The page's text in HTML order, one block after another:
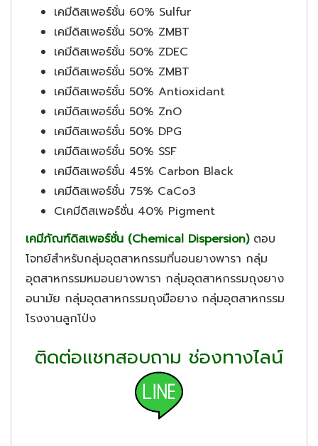
เคมีดิสเพอร์ชั่น 60% Sulfur
เคมีดิสเพอร์ชั่น 50% ZMBT
เคมีดิสเพอร์ชั่น 50% ZDEC
เคมีดิสเพอร์ชั่น 50% ZMBT
เคมีดิสเพอร์ชั่น 50% Antioxidant
เคมีดิสเพอร์ชั่น 50% ZnO
เคมีดิสเพอร์ชั่น 50% DPG
เคมีดิสเพอร์ชั่น 50% SSF
เคมีดิสเพอร์ชั่น 45% Carbon Black
เคมีดิสเพอร์ชั่น 75% CaCo3
Cเคมีดิสเพอร์ชั่น 40% Pigment
เคมีภัณฑ์ดิสเพอร์ชั่น (Chemical Dispersion) ตอบ
โจทย์สำหรับกลุ่มอุตสาหกรรมที่นอนยางพารา กลุ่ม
อุตสาหกรรมหมอนยางพารา กลุ่มอุตสาหกรรมถุงยาง
อนามัย กลุ่มอุตสาหกรรมถุงมือยาง กลุ่มอุตสาหกรรม
โรงงานลูกโป่ง
ติดต่อแชทสอบถาม ช่องทางไลน์